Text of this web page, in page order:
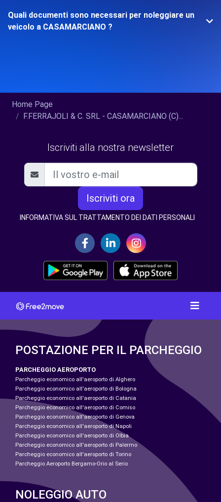
Quali documenti sono necessari per noleggiare un
veicolo a CASAMARCIANO ?
Home Page
F.FERRAJOLI & C. SRL - CASAMARCIANO (C)...
Iscriviti alla nostra newsletter
Iscriviti ora
INFORMATIVA SUL TRATTAMENTO DEI DATI PERSONALI
POSTAZIONE PER IL PARCHEGGIO
PARCHEGGIO AEROPORTO
Parcheggio economico all'aeroporto di Alghero
Parcheggio economico all'aeroporto di Bologna
Parcheggio economico all'aeroporto di Catania
Parcheggio economico all'aeroporto di Comiso
Parcheggio economico all'aeroporto di Genova
Parcheggio economico all'aeroporto di Napoli
Parcheggio economico all'aeroporto di Olbia
Parcheggio economico all'aeroporto di Palermo
Parcheggio economico all'aeroporto di Torino
Parcheggio Aeroporto Bergamo-Orio al Serio
NOLEGGIO AUTO